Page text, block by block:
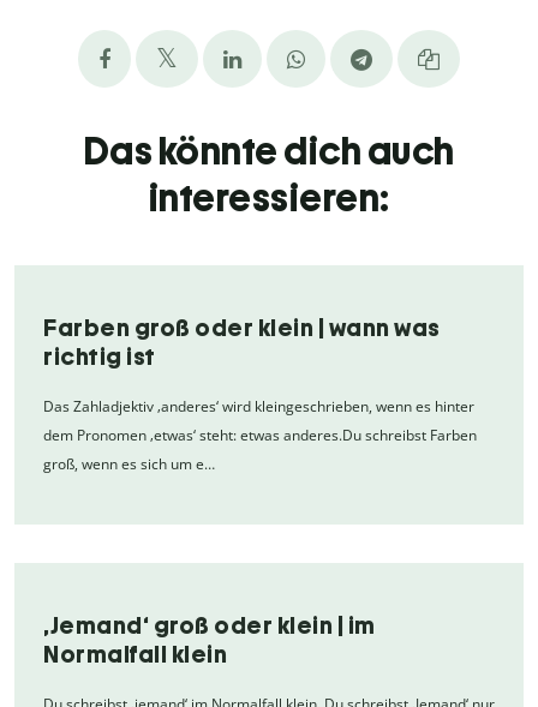
Das könnte dich auch
interessieren:
Farben groß oder klein | wann was
richtig ist
Das Zahladjektiv ‚anderes‘ wird kleingeschrieben, wenn es hinter
dem Pronomen ‚etwas‘ steht: etwas anderes.Du schreibst Farben
groß, wenn es sich um e…
‚Jemand‘ groß oder klein | im
Normalfall klein